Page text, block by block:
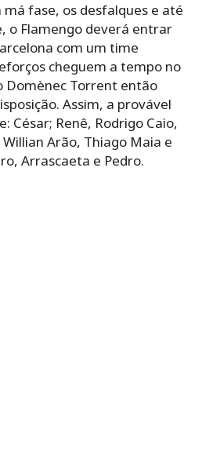
fase, os desfalques e até
o Flamengo deverá entrar
com um time
cheguem a tempo no
Domènec Torrent então
Assim, a provável
César; Renê, Rodrigo Caio,
Arão, Thiago Maia e
Arrascaeta e Pedro.